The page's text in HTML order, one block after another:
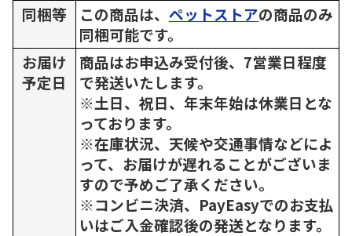
同梱等
この商品は、 ペットストアの商品のみ
同梱可能です。
お届け
予定日
商品はお申込み受付後、7営業日程度
で発送いたします。
※土日、祝日、年末年始は休業日とな
っております。
※在庫状況、天候や交通事情などによ
って、お届けが遅れることがございま
すので予めご了承ください。
※コンビニ決済、PayEasyでのお支払
いはご入金確認後の発送となります。